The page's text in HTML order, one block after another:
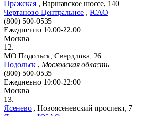
Пражская , Варшавское шоссе, 140
Чертаново Центральное , ЮАО
(800) 500-0535
Ежедневно 10:00-22:00
Москва
12.
МО Подольск, Свердлова, 26
Подольск , Московская область
(800) 500-0535
Ежедневно 10:00-22:00
Москва
13.
Ясенево , Новоясеневский проспект, 7